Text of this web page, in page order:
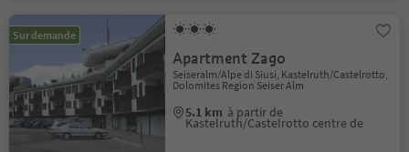
Sur demande
Apartment Zago
Seiseralm/Alpe di Siusi, Kastelruth/Castelrotto,
Dolomites Region Seiser Alm
5.1 km à partir de
Kastelruth/Castelrotto centre de